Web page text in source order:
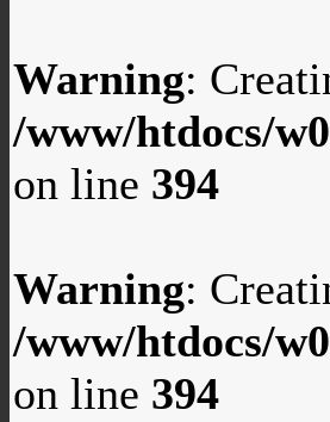
Warning:
/www/htdocs/
on line 394
Warning:
/www/htdocs/
on line 394